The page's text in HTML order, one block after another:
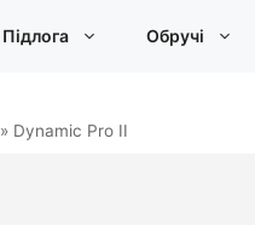
Підлога Обручі
» Dynamic Pro II